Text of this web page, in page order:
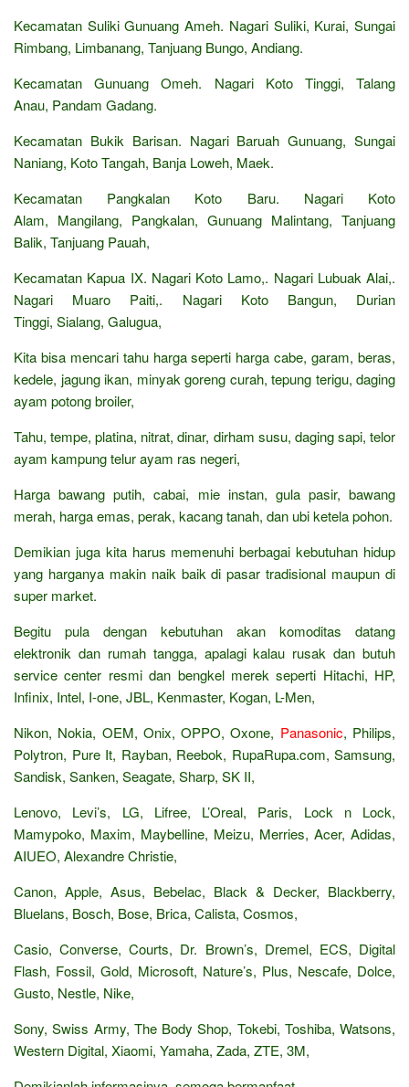
Kecamatan Suliki Gunuang Ameh. Nagari Suliki, Kurai, Sungai
Rimbang, Limbanang, Tanjuang Bungo, Andiang.
Kecamatan Gunuang Omeh. Nagari Koto Tinggi, Talang
Anau, Pandam Gadang.
Kecamatan Bukik Barisan. Nagari Baruah Gunuang, Sungai
Naniang, Koto Tangah, Banja Loweh, Maek.
Kecamatan Pangkalan Koto Baru. Nagari Koto
Alam, Mangilang, Pangkalan, Gunuang Malintang, Tanjuang
Balik, Tanjuang Pauah,
Kecamatan Kapua IX. Nagari Koto Lamo,. Nagari Lubuak Alai,.
Nagari Muaro Paiti,. Nagari Koto Bangun, Durian
Tinggi, Sialang, Galugua,
Kita bisa mencari tahu harga seperti harga cabe, garam, beras,
kedele, jagung ikan, minyak goreng curah, tepung terigu, daging
ayam potong broiler,
Tahu, tempe, platina, nitrat, dinar, dirham susu, daging sapi, telor
ayam kampung telur ayam ras negeri,
Harga bawang putih, cabai, mie instan, gula pasir, bawang
merah, harga emas, perak, kacang tanah, dan ubi ketela pohon.
Demikian juga kita harus memenuhi berbagai kebutuhan hidup
yang harganya makin naik baik di pasar tradisional maupun di
super market.
Begitu pula dengan kebutuhan akan komoditas datang
elektronik dan rumah tangga, apalagi kalau rusak dan butuh
service center resmi dan bengkel merek seperti Hitachi, HP,
Infinix, Intel, I-one, JBL, Kenmaster, Kogan, L-Men,
Nikon, Nokia, OEM, Onix, OPPO, Oxone, Panasonic, Philips,
Polytron, Pure It, Rayban, Reebok, RupaRupa.com, Samsung,
Sandisk, Sanken, Seagate, Sharp, SK II,
Lenovo, Levi’s, LG, Lifree, L’Oreal, Paris, Lock n Lock,
Mamypoko, Maxim, Maybelline, Meizu, Merries, Acer, Adidas,
AIUEO, Alexandre Christie,
Canon, Apple, Asus, Bebelac, Black & Decker, Blackberry,
Bluelans, Bosch, Bose, Brica, Calista, Cosmos,
Casio, Converse, Courts, Dr. Brown’s, Dremel, ECS, Digital
Flash, Fossil, Gold, Microsoft, Nature’s, Plus, Nescafe, Dolce,
Gusto, Nestle, Nike,
Sony, Swiss Army, The Body Shop, Tokebi, Toshiba, Watsons,
Western Digital, Xiaomi, Yamaha, Zada, ZTE, 3M,